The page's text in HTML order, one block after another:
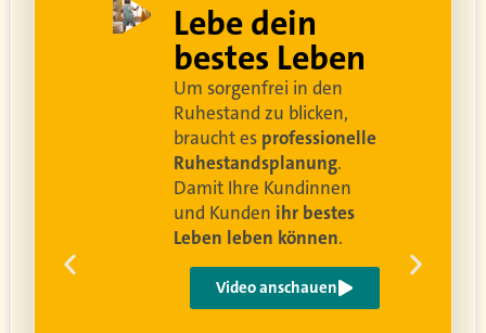
Lebe dein
bestes Leben
Um sorgenfrei in den
Ruhestand zu blicken,
braucht es professionelle
Ruhestandsplanung.
Damit Ihre Kundinnen
und Kunden ihr bestes
Leben leben können.
Video anschauen